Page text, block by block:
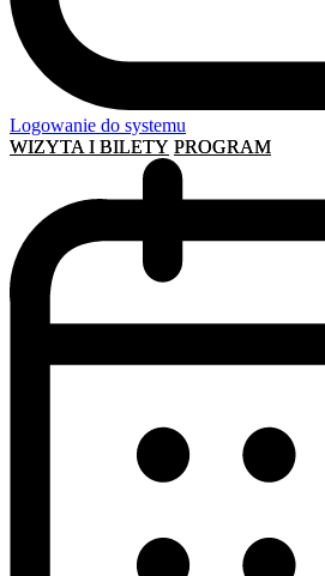
Logowanie do systemu
WIZYTA I BILETY PROGRAM